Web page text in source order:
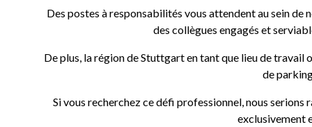
Des postes à responsabilités vous attendent au sein
des collègues engagés et
De plus, la région de Stuttgart en tant que lieu de
de
Si vous recherchez ce défi professionnel, nous
exclusivement